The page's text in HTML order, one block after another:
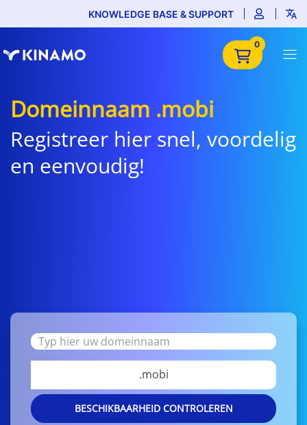
KNOWLEDGE BASE & SUPPORT
0
Domeinnaam .mobi
Registreer hier snel, voordelig
en eenvoudig!
.mobi
BESCHIKBAARHEID CONTROLEREN